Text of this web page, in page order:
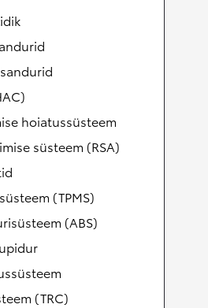
hoiatussüsteem
süsteem (RSA)
(TPMS)
(ABS)
(TRC)